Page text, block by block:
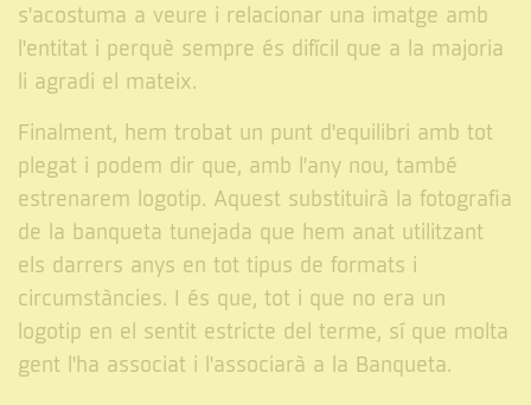
s'acostuma a veure i relacionar una imatge amb
l'entitat i perquè sempre és difícil que a la majoria
li agradi el mateix.
Finalment, hem trobat un punt d'equilibri amb tot
plegat i podem dir que, amb l'any nou, també
estrenarem logotip. Aquest substituirà la fotografia
de la banqueta tunejada que hem anat utilitzant
els darrers anys en tot tipus de formats i
circumstàncies. I és que, tot i que no era un
logotip en el sentit estricte del terme, sí que molta
gent l'ha associat i l'associarà a la Banqueta.